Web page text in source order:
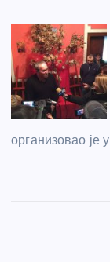
организовао је